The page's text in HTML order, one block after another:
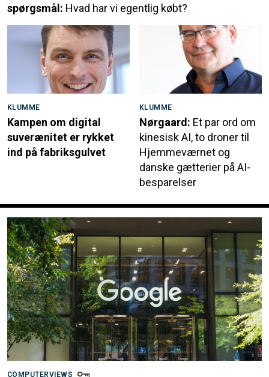
spørgsmål: Hvad har vi egentlig købt?
KLUMME
Kampen om digital
suverænitet er rykket
ind på fabriksgulvet
KLUMME
Nørgaard: Et par ord om
kinesisk AI, to droner til
Hjemmeværnet og
danske gætterier på AI-
besparelser
COMPUTERVIEWS